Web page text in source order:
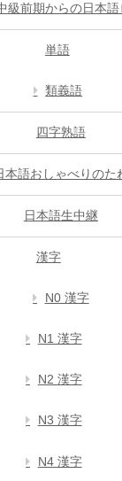
級前期からの日本語
単語
類義語
四字熟語
本語おしゃべりのた
日本語生中継
漢字
N0 漢字
N1 漢字
N2 漢字
N3 漢字
N4 漢字